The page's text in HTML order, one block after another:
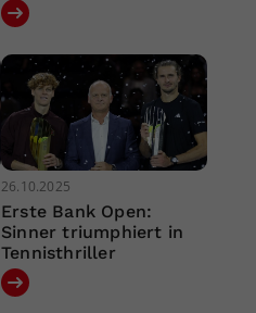
26.10.2025
Erste Bank Open:
Sinner triumphiert in
Tennisthriller